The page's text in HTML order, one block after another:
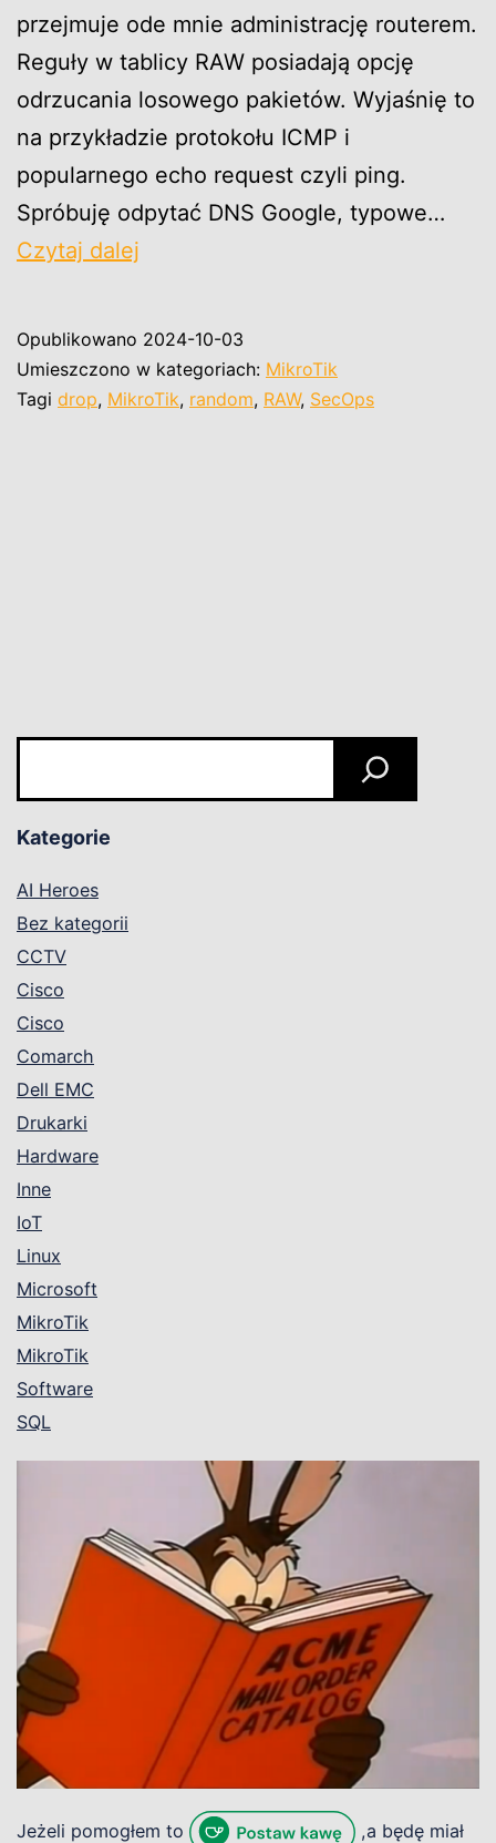
przejmuje ode mnie administrację routerem.
Reguły w tablicy RAW posiadają opcję
odrzucania losowego pakietów. Wyjaśnię to
na przykładzie protokołu ICMP i
popularnego echo request czyli ping.
Spróbuję odpytać DNS Google, typowe…
Czytaj dalej
utraty
łączności.
Opublikowano 2024-10-03
Umieszczono w kategoriach: MikroTik
Tagi drop, MikroTik, random, RAW, SecOps
Kategorie
AI Heroes
Bez kategorii
CCTV
Cisco
Cisco
Comarch
Dell EMC
Drukarki
Hardware
Inne
IoT
Linux
Microsoft
MikroTik
MikroTik
Software
SQL
Jeżeli pomogłem to
,a będę miał